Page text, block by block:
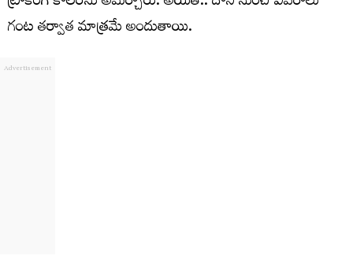
గంట తర్వాత మాత్రమే అందుతాయి.